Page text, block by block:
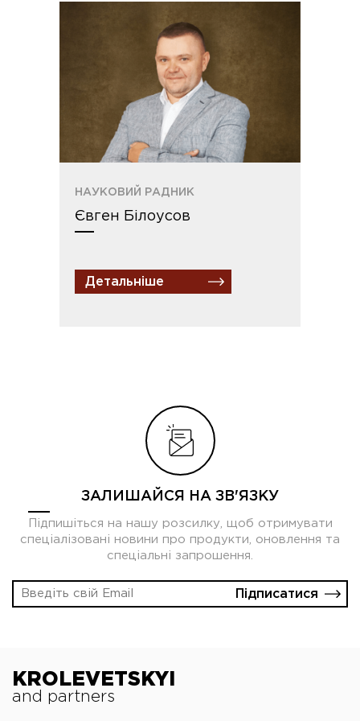
НАУКОВИЙ РАДНИК
Євген Білоусов
Детальніше
ЗАЛИШАЙСЯ НА ЗВ'ЯЗКУ
Підпишіться на нашу розсилку, щоб отримувати
спеціалізовані новини про продукти, оновлення та
спеціальні запрошення.
Підписатися
KROLEVETSKYI
and partners